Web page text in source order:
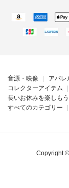
音源・映像 アパレ
コレクターアイテム
長いお休みを楽しもう
すべてのカテゴリー
Copyright ©